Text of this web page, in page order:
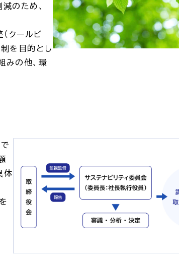
のため、
クールビ
を目的とし
みの他、環
体